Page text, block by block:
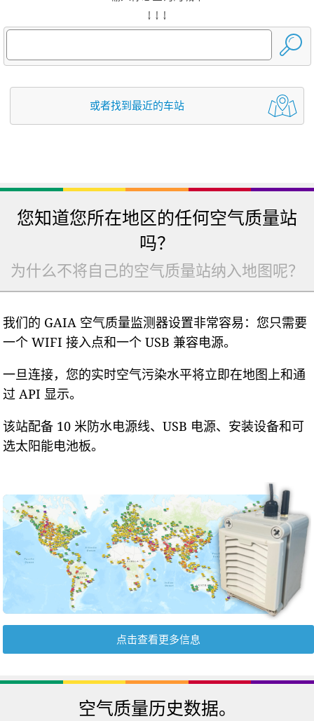
↓ ↓ ↓
或者找到最近的车站
您知道您所在地区的任何空气质量站
吗？
为什么不将自己的空气质量站纳入地图呢？
我们的 GAIA 空气质量监测器设置非常容易：您只需要
一个 WIFI 接入点和一个 USB 兼容电源。
一旦连接，您的实时空气污染水平将立即在地图上和通
过 API 显示。
该站配备 10 米防水电源线、USB 电源、安装设备和可
选太阳能电池板。
点击查看更多信息
空气质量历史数据。